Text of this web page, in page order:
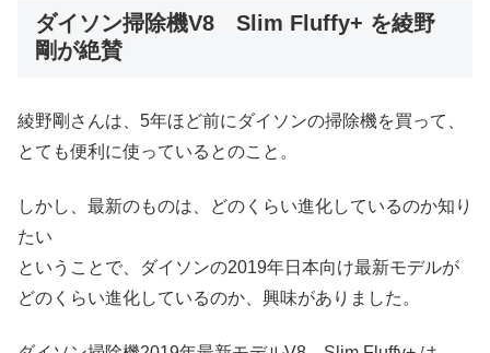
ダイソン掃除機V8 Slim Fluffy+ を綾野
剛が絶賛
綾野剛さんは、5年ほど前にダイソンの掃除機を買って、
とても便利に使っているとのこと。
しかし、最新のものは、どのくらい進化しているのか知り
たい
ということで、ダイソンの2019年日本向け最新モデルが
どのくらい進化しているのか、興味がありました。